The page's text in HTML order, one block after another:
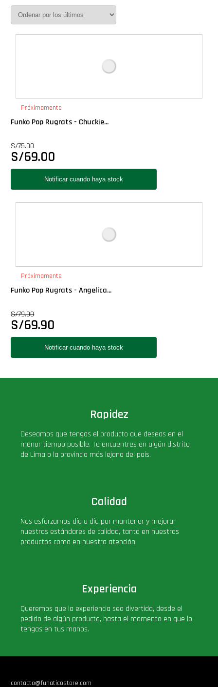
Cover Pop!
Exclusivos
Gift Cards
Llaveros Pop
Moments
Plush
Pop Nook (Rincon)
Pop Regular
PRÓXIMAMENTE
Próximamente
Funko Pop Rugrats - Chuckie...
S/75.00
S/69.00
Próximamente
Funko Pop Rugrats - Angelica...
S/79.00
S/69.90
Rapidez
Deseamos que tengas el producto que deseas en el
menor tiempo posible. Te encuentres en algún distrito
de Lima o la provincia más lejana del país.
Calidad
Nos esforzamos día a día por mantener y mejorar
nuestros estándares de calidad, tanto en nuestros
productos como en nuestra atención
Experiencia
Queremos que la experiencia sea divertida, desde el
pedido de algún producto, hasta el momento en que lo
tengas en tus manos.
contacto@funaticostore.com